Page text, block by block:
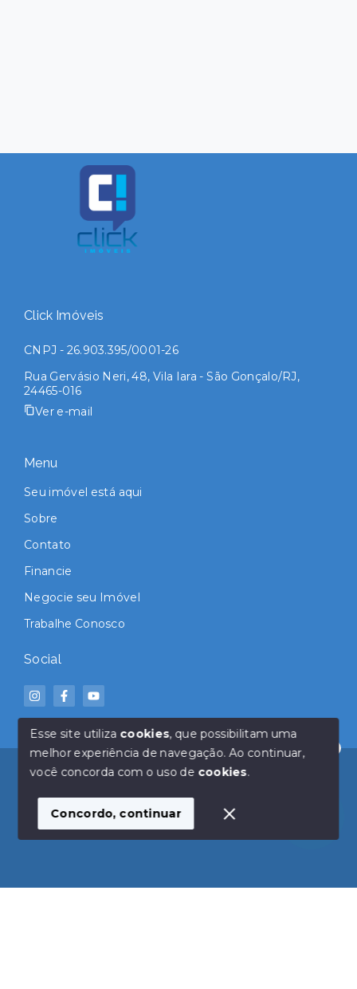
Olá! Estamos disponíveis para te ajudar.
Click Imóveis
CNPJ - 26.903.395/0001-26
Rua Gervásio Neri, 48, Vila Iara - São Gonçalo/RJ,
24465-016
Ver e-mail
Menu
Seu imóvel está aqui
Sobre
Contato
Financie
Negocie seu Imóvel
Trabalhe Conosco
Social
© Copyright 2026 - Click Imóveis - Todos os direitos
SITE PARA IMOBILIARIA
Esse site utiliza cookies, que possibilitam uma
melhor experiência de navegação.Ao continuar,
você concorda com o uso de cookies.
Concordo, continuar